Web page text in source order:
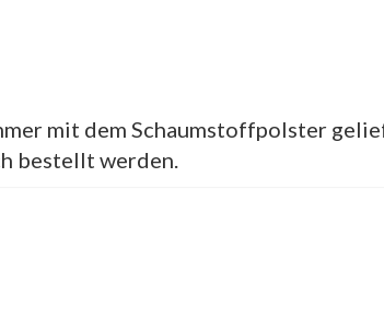
mit dem Schaumstoffpolster
bestellt werden.